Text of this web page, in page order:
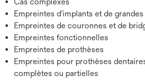
Cas complexes
Empreintes d'implants et de
Empreintes de couronnes et de
Empreintes fonctionnelles
Empreintes de prothèses
Empreintes pour prothèses
complètes ou partielles